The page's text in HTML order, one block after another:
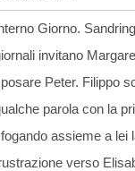
Giorno.
invitano
Peter. Filippo
parola con la
assieme a lei
verso